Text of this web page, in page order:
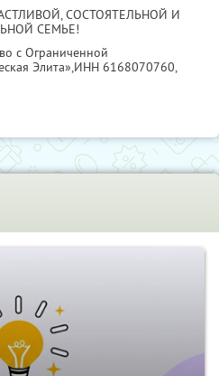
СОСТОЯТЕЛЬНОЙ И
СЕМЬЕ!
с Ограниченной
Элита»,ИНН 6168070760,